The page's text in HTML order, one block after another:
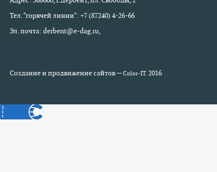
Тел. "горячей линии": +7 (87240) 4-26-66
Эл. почта: derbent@e-dag.ru,
Создание и продвижение сайтов —Color-IT.2016